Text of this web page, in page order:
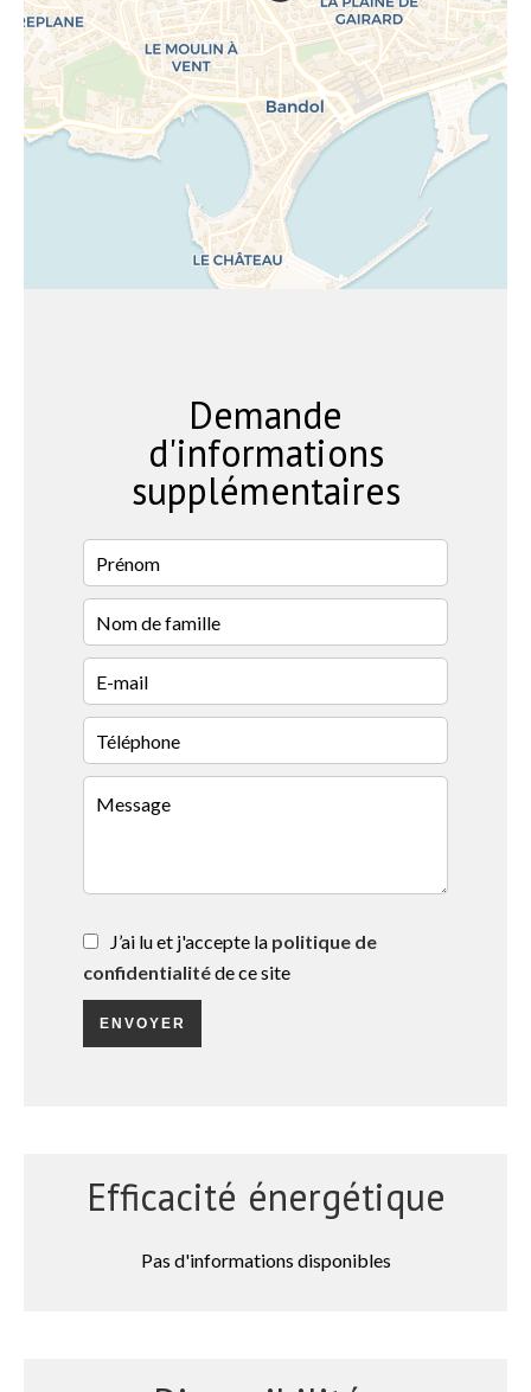
Demande
d'informations
supplémentaires
J’ai lu et j'accepte la politique de
confidentialitéde ce site
ENVOYER
Efficacité énergétique
Pas d'informations disponibles